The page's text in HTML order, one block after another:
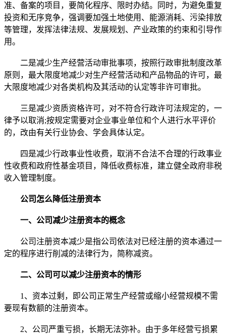
准、备案的项目，要简化程序、限时办结。同时，为避免重复
投资和无序竞争，强调要加强土地使用、能源消耗、污染排放
等管理，发挥法律法规、发展规划、产业政策的约束和引导作
用。
二是减少生产经营活动审批事项，按照行政审批制度改革
原则，最大限度地减少对生产经营活动和产品物品的许可，最
大限度地减少对各类机构及其活动的认定等非许可审批。
三是减少资质资格许可，对不符合行政许可法规定的，一
律予以取消;按规定需要对企业事业单位和个人进行水平评价
的，改由有关行业协会、学会具体认定。
四是减少行政事业性收费，取消不合法不合理的行政事业
性收费和政府性基金项目，降低收费标准，建立健全政府非税
收入管理制度。
公司怎么降低注册资本
一、公司减少注册资本的概念
公司注册资本减少是指公司依法对已经注册的资本通过一
定的程序进行削减的法律行为，简称减资。
二、公司可以减少注册资本的情形
1、资本过剩，即公司正常生产经营或缩小经营规模不需
要现有数额的注册资本。
2、公司严重亏损，长期无法弥补。由于多年经营亏损累